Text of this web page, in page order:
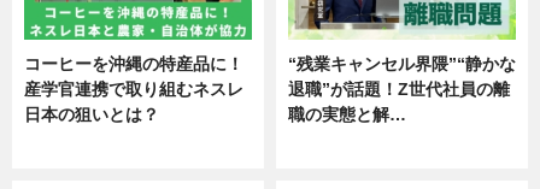
コーヒーを沖縄の特産品に！
産学官連携で取り組むネスレ
日本の狙いとは？
“残業キャンセル界隈”“静かな
退職”が話題！Z世代社員の離
職の実態と解…